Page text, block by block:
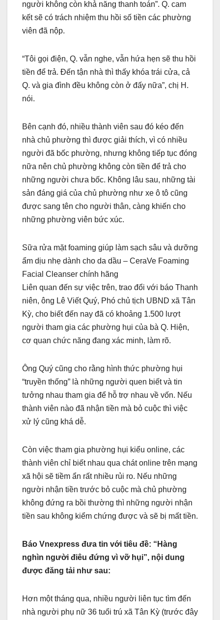
người không còn khả năng thanh toán”. Q. cam
kết sẽ có trách nhiệm thu hồi số tiền các phường
viên đã nộp.
“Tôi gọi điện, Q. vẫn nghe, vẫn hứa hẹn sẽ thu hồi
tiền để trả. Đến tận nhà thì thấy khóa trái cửa, cả
Q. và gia đình đều không còn ở đấy nữa”, chị H.
nói.
Bên cạnh đó, nhiều thành viên sau đó kéo đến
nhà chủ phường thì được giải thích, vì có nhiều
người đã bốc phường, nhưng không tiếp tục đóng
nữa nên chủ phường không còn tiền để trả cho
những người chưa bốc. Không lâu sau, những tài
sản đáng giá của chủ phường như xe ô tô cũng
được sang tên cho người thân, càng khiến cho
những phường viên bức xúc.
Sữa rửa mặt foaming giúp làm sạch sâu và dưỡng
ẩm dịu nhẹ dành cho da dầu – CeraVe Foaming
Facial Cleanser chính hãng
Liên quan đến sự việc trên, trao đổi với báo Thanh
niên, ông Lê Viết Quý, Phó chủ tịch UBND xã Tân
Kỳ, cho biết đến nay đã có khoảng 1.500 lượt
người tham gia các phường hụi của bà Q. Hiện,
cơ quan chức năng đang xác minh, làm rõ.
Ông Quý cũng cho rằng hình thức phường hụi
“truyền thống” là những người quen biết và tin
tưởng nhau tham gia để hỗ trợ nhau về vốn. Nếu
thành viên nào đã nhận tiền mà bỏ cuộc thì việc
xử lý cũng khá dễ.
Còn việc tham gia phường hụi kiểu online, các
thành viên chỉ biết nhau qua chát online trên mạng
xã hội sẽ tiềm ẩn rất nhiều rủi ro. Nếu những
người nhận tiền trước bỏ cuộc mà chủ phường
không đứng ra bồi thường thì những người nhận
tiền sau không kiểm chứng được và sẽ bị mất tiền.
Báo Vnexpress đưa tin với tiêu đề: “Hàng
nghìn người điêu đứng vì vỡ hụi”, nội dung
được đăng tải như sau:
Hơn một tháng qua, nhiều người liên tục tìm đến
nhà người phụ nữ 36 tuổi trú xã Tân Kỳ (trước đây